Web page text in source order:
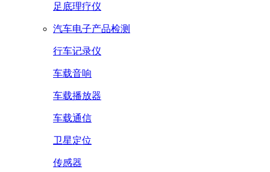
足底理疗仪
汽车电子产品检测
行车记录仪
车载音响
车载播放器
车载通信
卫星定位
传感器